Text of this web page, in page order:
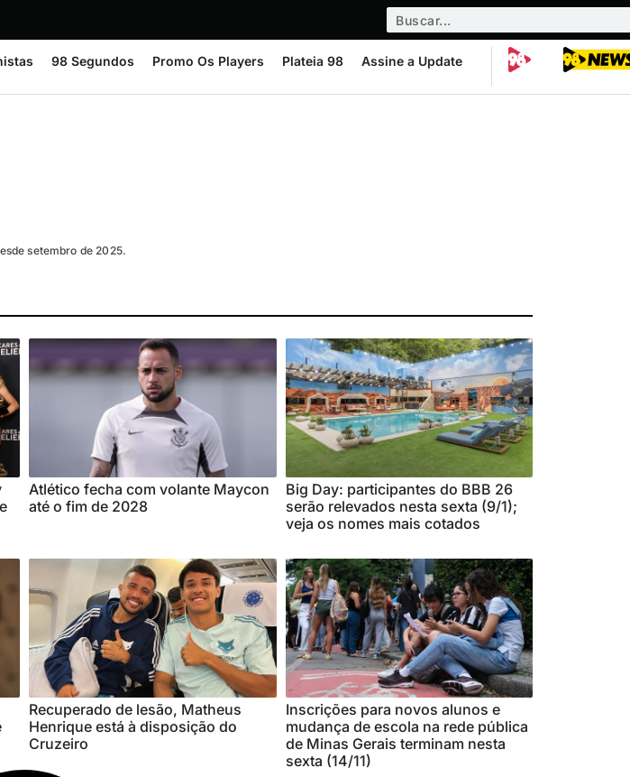
98 Segundos Promo Os Players Plateia 98 Assine a Update
setembro de 2025.
Atlético fecha com volante Maycon
até o fim de 2028
Big Day: participantes do BBB 26
serão relevados nesta sexta (9/1);
veja os nomes mais cotados
Recuperado de lesão, Matheus
Henrique está à disposição do
Cruzeiro
Inscrições para novos alunos e
mudança de escola na rede pública
de Minas Gerais terminam nesta
sexta (14/11)